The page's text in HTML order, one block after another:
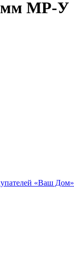
MP-У
«Ваш Дом»